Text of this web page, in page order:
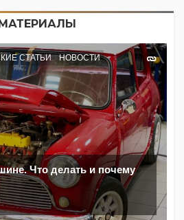
СТАТЬИ НОВОСТИ
Что делать и почему